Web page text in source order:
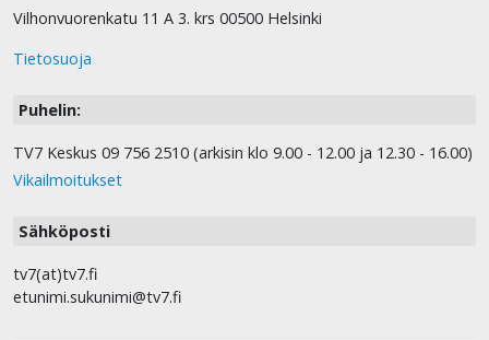
Vilhonvuorenkatu 11 A 3. krs 00500 Helsinki
Tietosuoja
Puhelin:
TV7 Keskus 09 756 2510 (arkisin klo 9.00 - 12.00 ja 12.30 - 16.00)
Vikailmoitukset
Sähköposti
tv7(at)tv7.fi
etunimi.sukunimi@tv7.fi